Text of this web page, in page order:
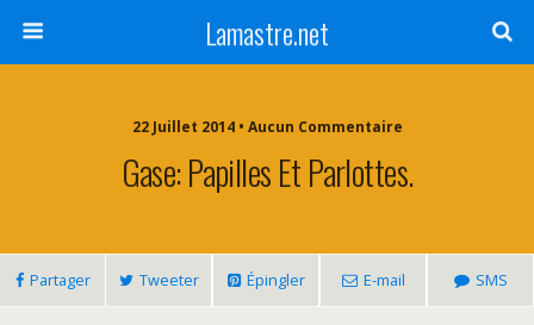
Lamastre.net
22 Juillet 2014 • Aucun Commentaire
Gase: Papilles Et Parlottes.
Partager Tweeter Épingler E-mail SMS